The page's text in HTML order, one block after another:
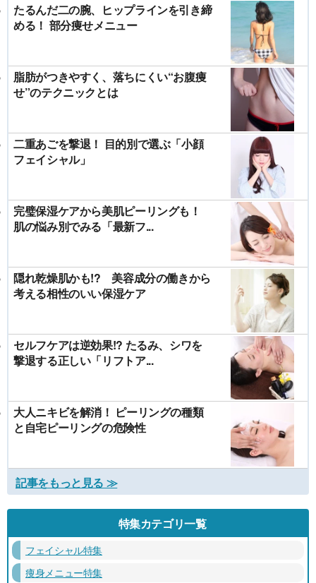
たるんだ二の腕、ヒップラインを引き締
める！ 部分痩せメニュー
脂肪がつきやすく、落ちにくい“お腹痩
せ”のテクニックとは
二重あごを撃退！ 目的別で選ぶ「小顔
フェイシャル」
完璧保湿ケアから美肌ピーリングも！
肌の悩み別でみる「最新フ...
隠れ乾燥肌かも!? 美容成分の働きから
考える相性のいい保湿ケア
セルフケアは逆効果!? たるみ、シワを
撃退する正しい「リフトア...
大人ニキビを解消！ ピーリングの種類
と自宅ピーリングの危険性
記事をもっと見る ≫
特集カテゴリ一覧
フェイシャル特集
痩身メニュー特集